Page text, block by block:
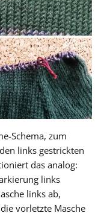
Schema, zum
links gestrickten
das analog:
links
links ab,
vorletzte Masche